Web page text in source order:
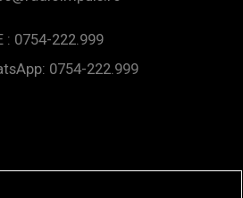
: 0754-222.999
0754-222.999